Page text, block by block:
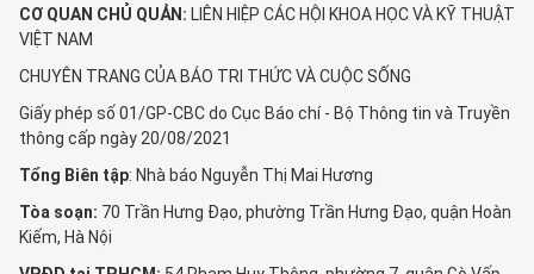
CƠ QUAN CHỦ QUẢN: LIÊN HIỆP CÁC HỘI KHOA HỌC VÀ KỸ THUẬT
VIỆT NAM
CHUYÊN TRANG CỦA BÁO TRI THỨC VÀ CUỘC SỐNG
Giấy phép số 01/GP-CBC do Cục Báo chí - Bộ Thông tin và Truyền
thông cấp ngày 20/08/2021
Tổng Biên tập: Nhà báo Nguyễn Thị Mai Hương
Tòa soạn: 70 Trần Hưng Đạo, phường Trần Hưng Đạo, quận Hoàn
Kiếm, Hà Nội